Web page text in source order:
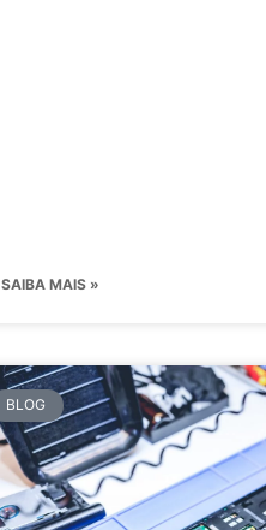
SAIBA MAIS »
BLOG